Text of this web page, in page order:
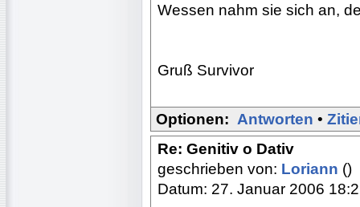
Wessen nahm sie sich an,
Gruß Survivor
Optionen: Antworten •
Re: Genitiv o Dativ
geschrieben von: Loriann ()
Datum: 27. Januar 2006